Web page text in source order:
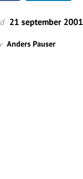
21 september 2001
Anders Pauser